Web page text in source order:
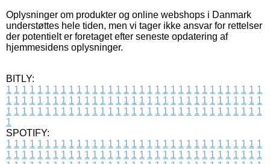
Oplysninger om produkter og online webshops i Danmark
understøttes hele tiden, men vi tager ikke ansvar for rettelser
der potentielt er foretaget efter seneste opdatering af
hjemmesidens oplysninger.
BITLY:
1 1 1 1 1 1 1 1 1 1 1 1 1 1 1 1 1 1 1 1 1 1 1 1 1 1 1 1 1 1 1 1 1
1 1 1 1 1 1 1 1 1 1 1 1 1 1 1 1 1 1 1 1 1 1 1 1 1 1 1 1 1 1 1 1 1
1 1 1 1 1 1 1 1 1 1 1 1 1 1 1 1 1 1 1 1 1 1 1 1 1 1 1 1 1 1 1 1 1
1
SPOTIFY:
1 1 1 1 1 1 1 1 1 1 1 1 1 1 1 1 1 1 1 1 1 1 1 1 1 1 1 1 1 1 1 1 1
1 1 1 1 1 1 1 1 1 1 1 1 1 1 1 1 1 1 1 1 1 1 1 1 1 1 1 1 1 1 1 1 1